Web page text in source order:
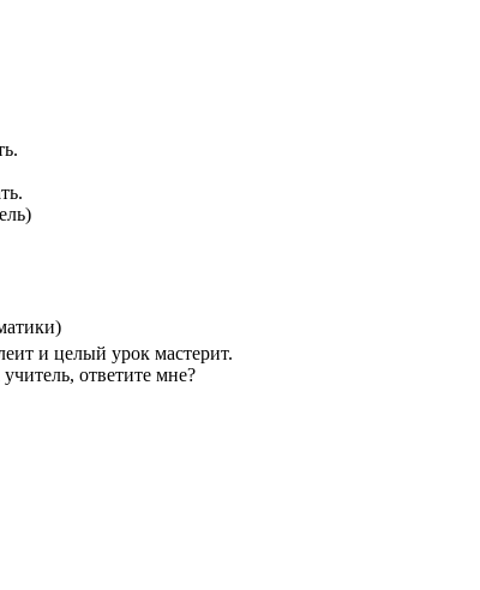
и целый урок мастерит.
ответите мне?